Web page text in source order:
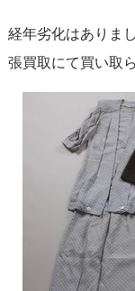
経年劣化はありま
張買取にて買い取